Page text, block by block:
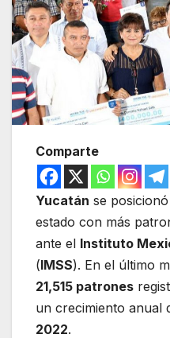
Comparte
Yucatán se
estado con más
ante el Instituto
(IMSS). En el último
21,515 patrones
un crecimiento anual
2022.